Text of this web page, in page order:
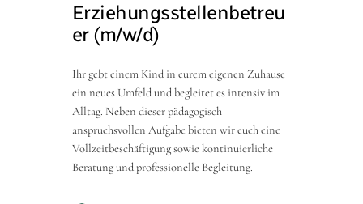
Erziehungsstellenbetreu
er (m/w/d)
Ihr gebt einem Kind in eurem eigenen Zuhause
ein neues Umfeld und begleitet es intensiv im
Alltag. Neben dieser pädagogisch
anspruchsvollen Aufgabe bieten wir euch eine
Vollzeitbeschäftigung sowie kontinuierliche
Beratung und professionelle Begleitung.